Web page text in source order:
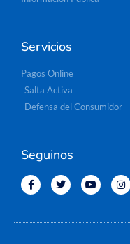
Servicios
Pagos Online
Salta Activa
Defensa del Consumidor
Seguinos